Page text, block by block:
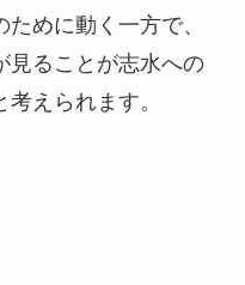
めに動く一方で、
見ることが志水への
えられます。